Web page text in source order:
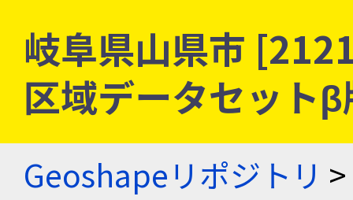
岐阜県山県市
区域データセット
Geoshapeリポジトリ >